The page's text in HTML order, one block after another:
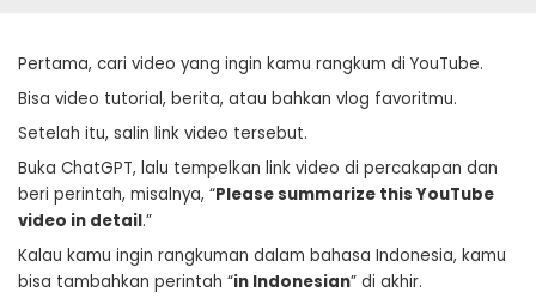
Pertama, cari video yang ingin kamu rangkum di YouTube.
Bisa video tutorial, berita, atau bahkan vlog favoritmu.
Setelah itu, salin link video tersebut.
Buka ChatGPT, lalu tempelkan link video di percakapan dan
beri perintah, misalnya, “Please summarize this YouTube
video in detail.”
Kalau kamu ingin rangkuman dalam bahasa Indonesia, kamu
bisa tambahkan perintah “in Indonesian” di akhir.